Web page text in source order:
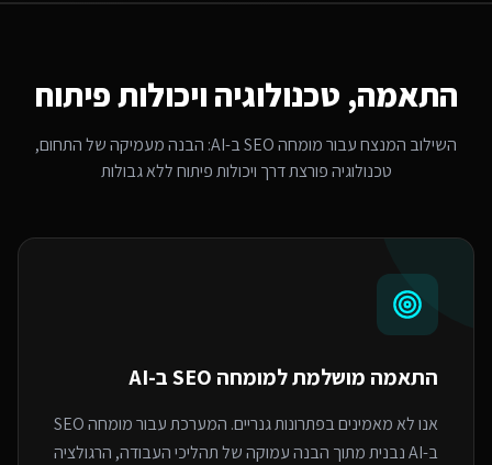
התאמה, טכנולוגיה ויכולות פיתוח
השילוב המנצח עבורמומחה SEO ב-AI
: הבנה מעמיקה של התחום,
טכנולוגיה פורצת דרך ויכולות פיתוח ללא גבולות
התאמה מושלמת למומחה SEO ב-AI
אנו לא מאמינים בפתרונות גנריים. המערכת עבור מומחה SEO
ב-AI נבנית מתוך הבנה עמוקה של תהליכי העבודה, הרגולציה